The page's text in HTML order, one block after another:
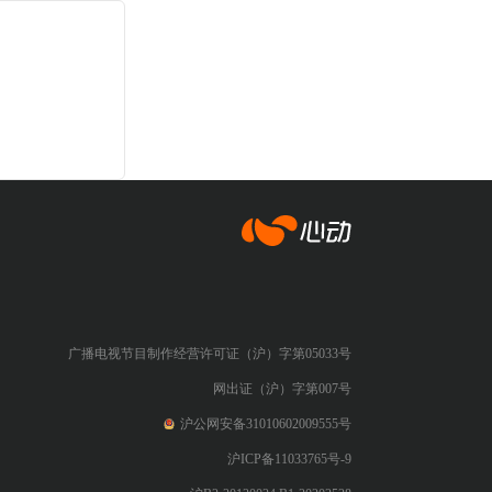
广播电视节目制作经营许可证（沪）字第05033号
网出证（沪）字第007号
沪公网安备31010602009555号
沪ICP备11033765号-9
心动网络